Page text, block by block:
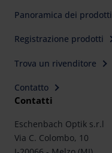
Panoramica dei prodotti
Registrazione prodotti
Trova un rivenditore
Contatto
Contatti
Eschenbach Optik s.r.l
Via C. Colombo, 10